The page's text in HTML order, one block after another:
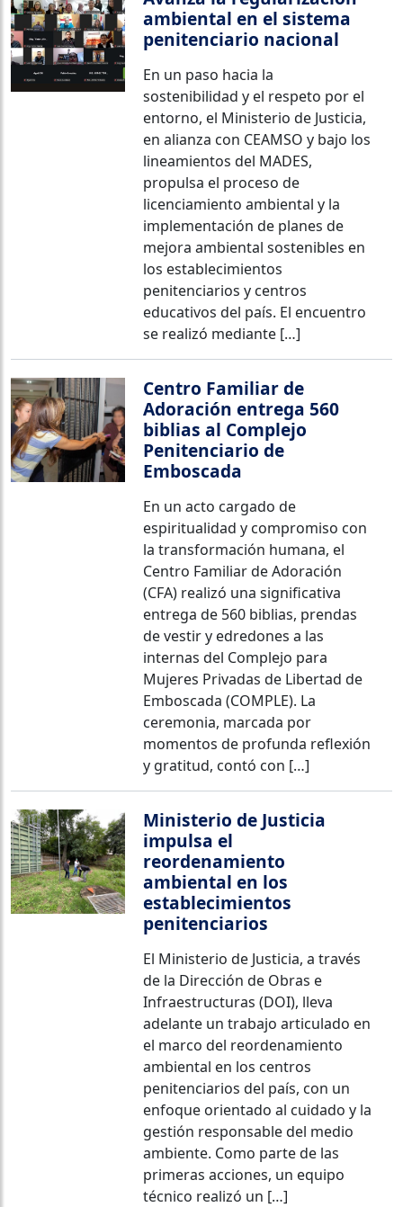
ambiental en el sistema
penitenciario nacional
En un paso hacia la
sostenibilidad y el respeto por el
entorno, el Ministerio de Justicia,
en alianza con CEAMSO y bajo los
lineamientos del MADES,
propulsa el proceso de
licenciamiento ambiental y la
implementación de planes de
mejora ambiental sostenibles en
los establecimientos
penitenciarios y centros
educativos del país. El encuentro
se realizó mediante […]
Centro Familiar de
Adoración entrega 560
biblias al Complejo
Penitenciario de
Emboscada
En un acto cargado de
espiritualidad y compromiso con
la transformación humana, el
Centro Familiar de Adoración
(CFA) realizó una significativa
entrega de 560 biblias, prendas
de vestir y edredones a las
internas del Complejo para
Mujeres Privadas de Libertad de
Emboscada (COMPLE). La
ceremonia, marcada por
momentos de profunda reflexión
y gratitud, contó con […]
Ministerio de Justicia
impulsa el
reordenamiento
ambiental en los
establecimientos
penitenciarios
El Ministerio de Justicia, a través
de la Dirección de Obras e
Infraestructuras (DOI), lleva
adelante un trabajo articulado en
el marco del reordenamiento
ambiental en los centros
penitenciarios del país, con un
enfoque orientado al cuidado y la
gestión responsable del medio
ambiente. Como parte de las
primeras acciones, un equipo
técnico realizó un […]